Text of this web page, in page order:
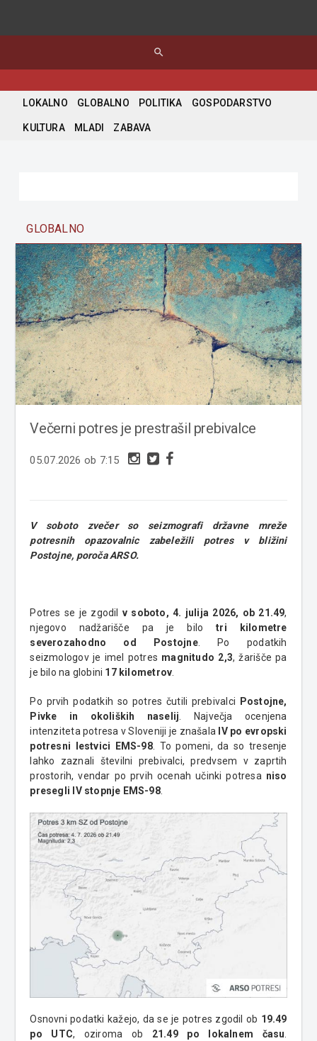
search
LOKALNO GLOBALNO POLITIKA GOSPODARSTVO
KULTURA MLADI ZABAVA
GLOBALNO
Večerni potres je prestrašil prebivalce
05.07.2026 ob 7:15
V soboto zvečer so seizmografi državne mreže
potresnih opazovalnic zabeležili potres v bližini
Postojne, poroča ARSO.
Potres se je zgodil v soboto, 4. julija 2026, ob 21.49,
njegovo nadžarišče pa je bilotri kilometre
severozahodno od Postojne. Po podatkih
seizmologov je imel potres magnitudo 2,3, žarišče pa
je bilo na globini 17 kilometrov
Po prvih podatkih so potres čutili prebivalci
Postojne,
Pivke in okoliških naselij . Največja ocenjena
intenziteta potresa v Sloveniji je znašala IV po evropski
potresni lestvici EMS-98. To pomeni, da so tresenje
lahko zaznali številni prebivalci, predvsem v zaprtih
prostorih, vendar po prvih ocenah učinki potresa niso
presegli IV stopnje EMS-98.
Osnovni podatki kažejo, da se je potres zgodil ob 19.49
po UTC, oziroma ob 21.49 po lokalnem času